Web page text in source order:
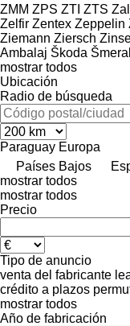
ZMM ZPS ZTI ZTS
Zelfir Zentex Zeppelin
Ziemann Ziersch
Ambalaj Škoda Šmeral
mostrar todos
Ubicación
Radio de búsqueda
Paraguay Europa
Países Bajos
mostrar todos
mostrar todos
Precio
Tipo de anuncio
venta del fabricante
crédito a plazos
mostrar todos
Año de fabricación